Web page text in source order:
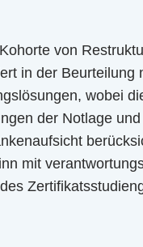
von
in der Beurteilung
wobei
der Notlage
mit